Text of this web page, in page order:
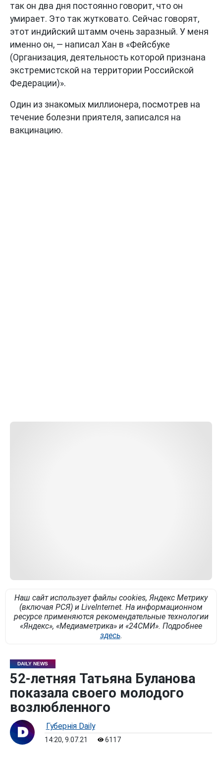
так он два дня постоянно говорит, что он
умирает. Это так жутковато. Сейчас говорят,
этот индийский штамм очень заразный. У меня
именно он, — написал Хан в «Фейсбуке
(Организация, деятельность которой признана
экстремистской на территории Российской
Федерации)».
Один из знакомых миллионера, посмотрев на
течение болезни приятеля, записался на
вакцинацию.
Наш сайт использует файлы cookies, Яндекс Метрику
(включая РСЯ) и LiveInternet. На информационном
ресурсе применяются рекомендательные технологии
«Яндекс», «Медиаметрика» и «24СМИ». Подробнее
здесь.
DAILY NEWS
52-летняя Татьяна Буланова
показала своего молодого
возлюбленного
Губернiя Daily
14:20, 9.07.21 6117